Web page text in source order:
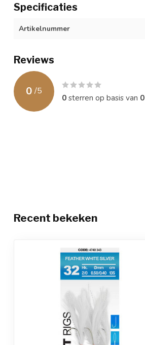
Specificaties
Artikelnummer
Reviews
0 /5
0sterren op basis van 0
Recent bekeken